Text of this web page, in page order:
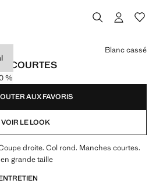
COURTES
]
%
Blanc cassé
AUX FAVORIS
VOIR LE LOOK
droite. Col rond. Manches courtes.
grande taille